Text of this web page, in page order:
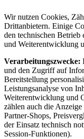
Wir nutzen Cookies,
Drittanbietern. Einige
den technischen
und Weiterentwicklung
Verarbeitungszwecke:
und den Zugriff auf
Bereitstellung
Leistungsanalyse von
Weiterentwicklung und
zählen auch die
Partner-Shops,
der Einsatz technisch
Session-Funktionen).